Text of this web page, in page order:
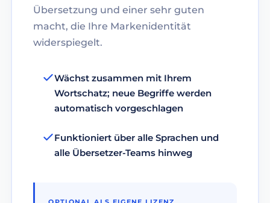
Übersetzung und einer sehr guten
macht, die Ihre Markenidentität
widerspiegelt.
Wächst zusammen mit Ihrem
Wortschatz; neue Begriffe werden
automatisch vorgeschlagen
Funktioniert über alle Sprachen und
alle Übersetzer-Teams hinweg